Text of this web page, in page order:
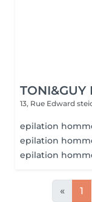
TONI&GUY
13, Rue Edward
epilation
epilation
epilation
« 1